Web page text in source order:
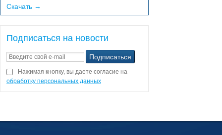
Скачать →
Подписаться на новости
Нажимая кнопку, вы даете согласие на
обработку персональных данных